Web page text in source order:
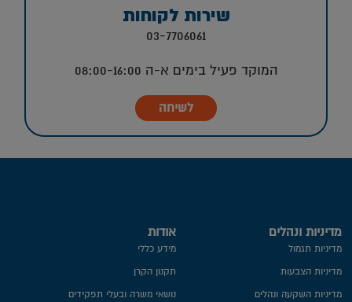
שירות לקוחות
03-7706061
המוקד פעיל בימים א-ה 08:00-16:00
לשיחה
אודות
מידע כללי
תקנון הקרן
נושאי משרה ובעלי תפקידים
מדיניות ונהלים
מדיניות תגמול
מדיניות הצבעות
מדיניות השקעה ונהלים